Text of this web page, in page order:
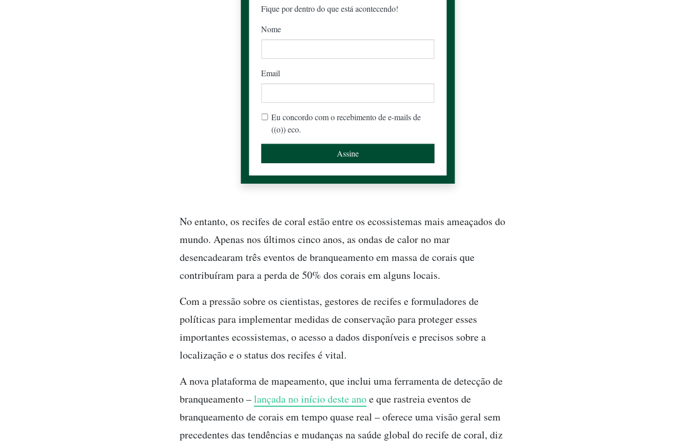
Fique por dentro do que está acontecendo!
Nome
Email
Eu concordo com o recebimento de e-mails de
((o)) eco.
No entanto, os recifes de coral estão entre os ecossistemas mais ameaçados do
mundo. Apenas nos últimos cinco anos, as ondas de calor no mar
desencadearam três eventos de branqueamento em massa de corais que
contribuíram para a perda de 50% dos corais em alguns locais.
Com a pressão sobre os cientistas, gestores de recifes e formuladores de
políticas para implementar medidas de conservação para proteger esses
importantes ecossistemas, o acesso a dados disponíveis e precisos sobre a
localização e o status dos recifes é vital.
A nova plataforma de mapeamento, que inclui uma ferramenta de detecção de
branqueamento –lançada no início deste anoe que rastreia eventos de
branqueamento de corais em tempo quase real – oferece uma visão geral sem
precedentes das tendências e mudanças na saúde global do recife de coral, diz